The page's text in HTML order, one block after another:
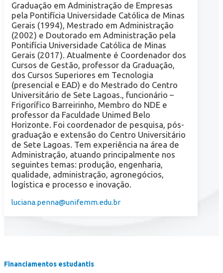
Graduação em Administração de Empresas
pela Pontifícia Universidade Católica de Minas
Gerais (1994), Mestrado em Administração
(2002) e Doutorado em Administração pela
Pontifícia Universidade Católica de Minas
Gerais (2017). Atualmente é Coordenador dos
Cursos de Gestão, professor da Graduação,
dos Cursos Superiores em Tecnologia
(presencial e EAD) e do Mestrado do Centro
Universitário de Sete Lagoas., funcionário –
Frigorífico Barreirinho, Membro do NDE e
professor da Faculdade Unimed Belo
Horizonte. Foi coordenador de pesquisa, pós-
graduação e extensão do Centro Universitário
de Sete Lagoas. Tem experiência na área de
Administração, atuando principalmente nos
seguintes temas: produção, engenharia,
qualidade, administração, agronegócios,
logística e processo e inovação.
luciana.penna@unifemm.edu.br
Financiamentos estudantis